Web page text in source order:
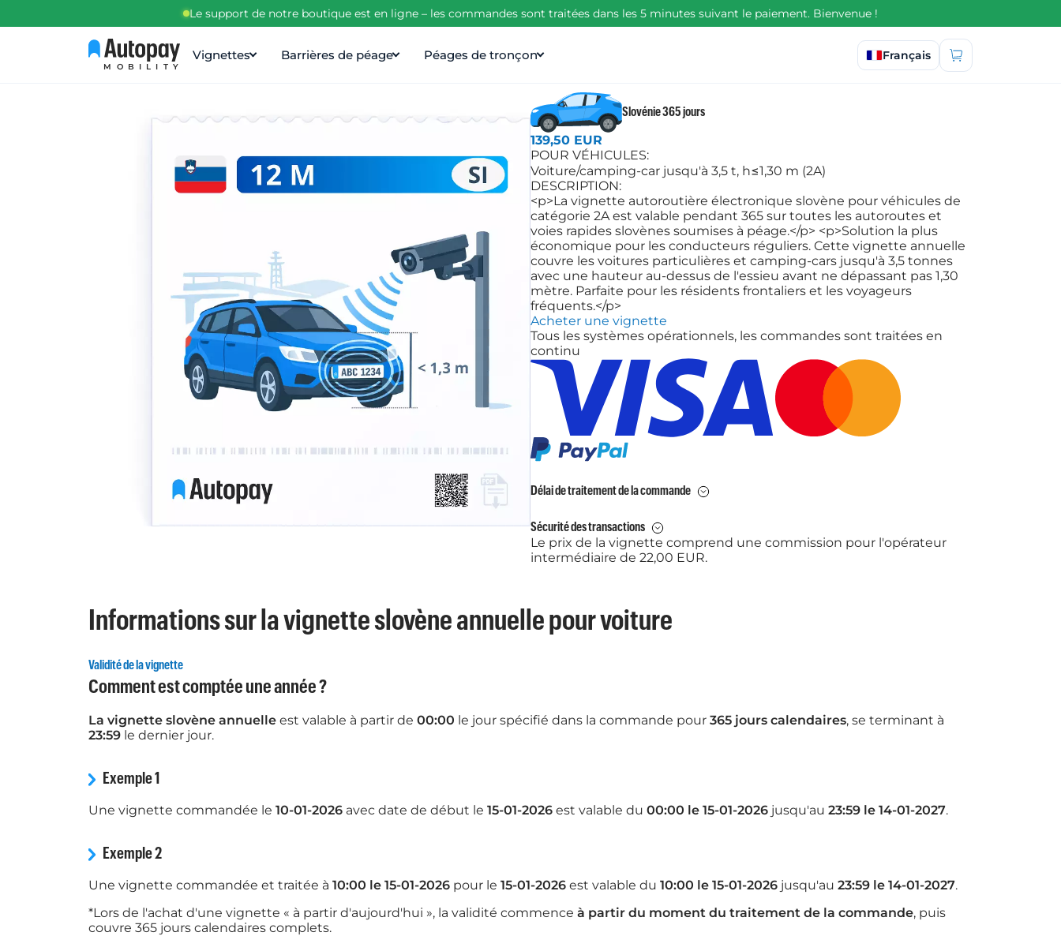
Le support de notre boutique est en ligne – les commandes sont traitées dans les 5 minutes suivant le paiement. Bienvenue !
MOBILITY
Vignettes Barrières de péage Péages de tronçon
Sélectionner la langue
Français
Slovénie 365 jours
139,50 EUR
POUR VÉHICULES:
Voiture/camping-car jusqu'à 3,5 t, h≤1,30 m (2A)
DESCRIPTION:
<p>La vignette autoroutière électronique slovène pour véhicules de
catégorie 2A est valable pendant 365 sur toutes les autoroutes et
voies rapides slovènes soumises à péage.</p> <p>Solution la plus
économique pour les conducteurs réguliers. Cette vignette annuelle
couvre les voitures particulières et camping-cars jusqu'à 3,5 tonnes
avec une hauteur au-dessus de l'essieu avant ne dépassant pas 1,30
mètre. Parfaite pour les résidents frontaliers et les voyageurs
fréquents.</p>
Acheter une vignette
Tous les systèmes opérationnels, les commandes sont traitées en
continu
Délai de traitement de la commande
Sécurité des transactions
Le prix de la vignette comprend une commission pour l'opérateur
intermédiaire de 22,00 EUR.
Informations sur la vignette slovène annuelle pour voiture
Validité de la vignette
Comment est comptée une année ?
La vignette slovène annuelle est valable à partir de 00:00 le jour spécifié dans la commande pour 365 jours calendaires, se terminant à
23:59 le dernier jour.
Exemple 1
Une vignette commandée le 10-01-2026 avec date de début le 15-01-2026 est valable du 00:00 le 15-01-2026 jusqu'au 23:59 le 14-01-2027.
Exemple 2
Une vignette commandée et traitée à 10:00 le 15-01-2026 pour le 15-01-2026 est valable du 10:00 le 15-01-2026 jusqu'au 23:59 le 14-01-2027.
*Lors de l'achat d'une vignette « à partir d'aujourd'hui », la validité commence à partir du moment du traitement de la commande, puis
couvre 365 jours calendaires complets.